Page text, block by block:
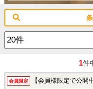
1件
会員限定 【会員様限定で公開